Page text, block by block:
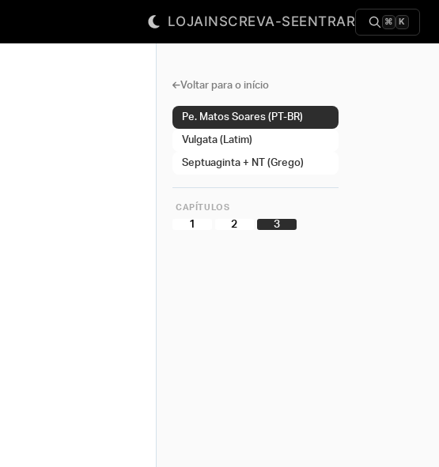
LOJAINSCREVA-SEENTRAR ⌘ K
Voltar para o início
Pe. Matos Soares (PT-BR)
Vulgata (Latim)
Septuaginta + NT (Grego)
CAPÍTULOS
1 2 3